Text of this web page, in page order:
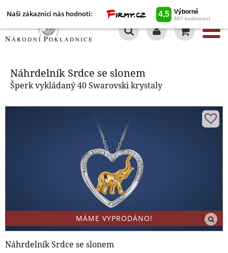
Naši zákazníci nás hodnotí:
Náhrdelník Srdce se slonem
Šperk vykládaný 40 Swarovski krystaly
MÁME VYPRODÁNO!
Náhrdelník Srdce se slonem
Náhrdelník Srdce se slonem